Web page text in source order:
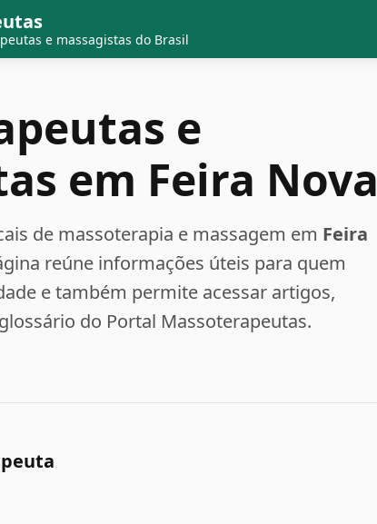
e massagistas do Brasil
e
em Feira Nova
de massoterapia e massagem em Feira
reúne informações úteis para quem
e também permite acessar artigos,
do Portal Massoterapeutas.